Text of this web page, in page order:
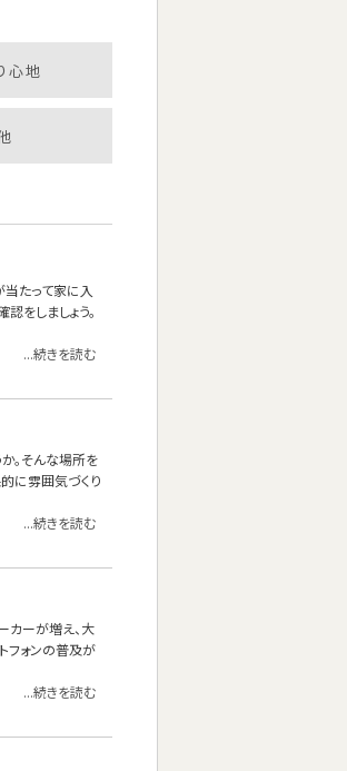
心地
当たって家に入
をしましょう。
...続きを読む
。そんな場所を
に雰囲気づくり
...続きを読む
カーが増え、大
フォンの普及が
...続きを読む